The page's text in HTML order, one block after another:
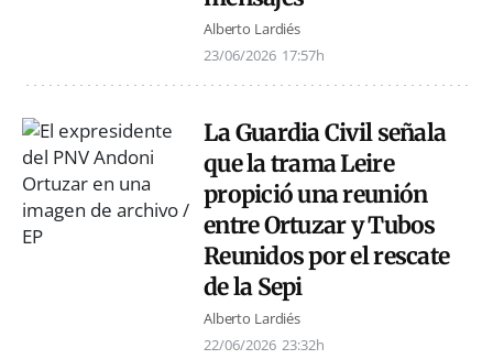
Alberto Lardiés
23/06/2026 17:57h
La Guardia Civil señala
que la trama Leire
propició una reunión
entre Ortuzar y Tubos
Reunidos por el rescate
de la Sepi
Alberto Lardiés
22/06/2026 23:32h